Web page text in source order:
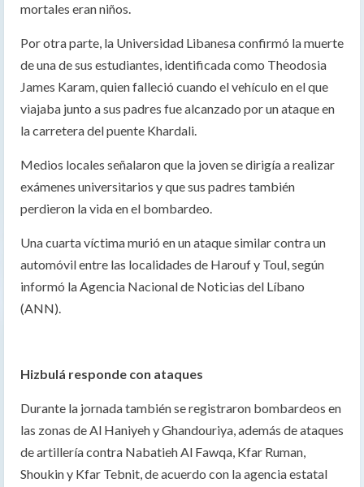
mortales eran niños.
Por otra parte, la Universidad Libanesa confirmó la muerte
de una de sus estudiantes, identificada como Theodosia
James Karam, quien falleció cuando el vehículo en el que
viajaba junto a sus padres fue alcanzado por un ataque en
la carretera del puente Khardali.
Medios locales señalaron que la joven se dirigía a realizar
exámenes universitarios y que sus padres también
perdieron la vida en el bombardeo.
Una cuarta víctima murió en un ataque similar contra un
automóvil entre las localidades de Harouf y Toul, según
informó la Agencia Nacional de Noticias del Líbano
(ANN).
Hizbulá responde con ataques
Durante la jornada también se registraron bombardeos en
las zonas de Al Haniyeh y Ghandouriya, además de ataques
de artillería contra Nabatieh Al Fawqa, Kfar Ruman,
Shoukin y Kfar Tebnit, de acuerdo con la agencia estatal